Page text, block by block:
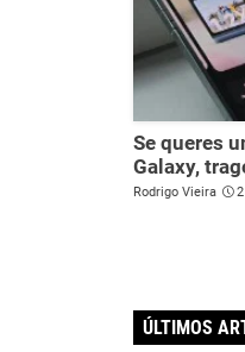
Se queres
Galaxy,
Rodrigo Vieira
ÚLTIMOS